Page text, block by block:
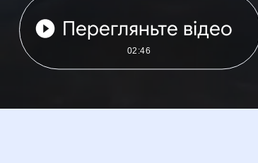
Перегляньте відео
02:46